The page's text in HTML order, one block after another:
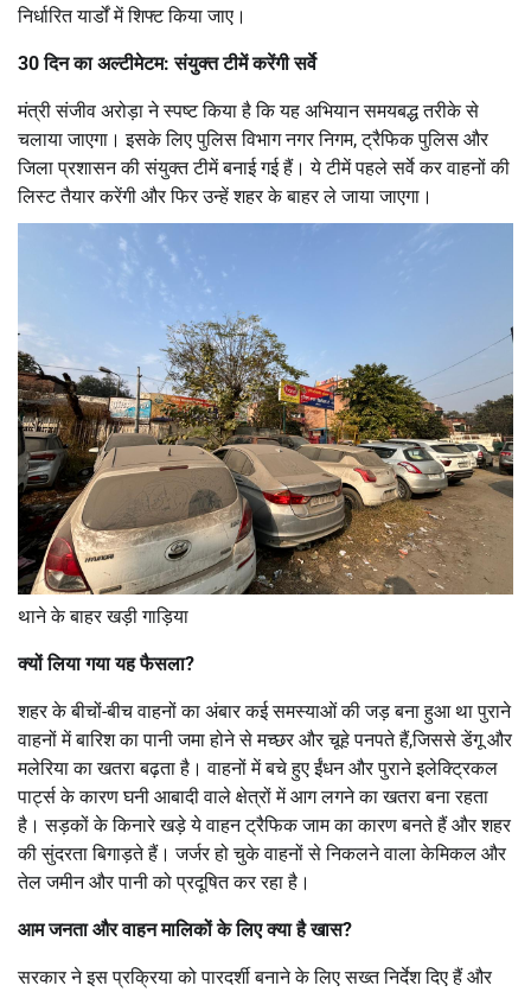
निर्धारित यार्डों में शिफ्ट किया जाए।
30 दिन का अल्टीमेटम: संयुक्त टीमें करेंगी सर्वे
मंत्री संजीव अरोड़ा ने स्पष्ट किया है कि यह अभियान समयबद्ध तरीके से
चलाया जाएगा। इसके लिए पुलिस विभाग नगर निगम, ट्रैफिक पुलिस और
जिला प्रशासन की संयुक्त टीमें बनाई गई हैं। ये टीमें पहले सर्वे कर वाहनों की
लिस्ट तैयार करेंगी और फिर उन्हें शहर के बाहर ले जाया जाएगा।
थाने के बाहर खड़ी गाड़िया
क्यों लिया गया यह फैसला?
शहर के बीचों-बीच वाहनों का अंबार कई समस्याओं की जड़ बना हुआ था पुराने
वाहनों में बारिश का पानी जमा होने से मच्छर और चूहे पनपते हैं,जिससे डेंगू और
मलेरिया का खतरा बढ़ता है। वाहनों में बचे हुए ईंधन और पुराने इलेक्ट्रिकल
पार्ट्स के कारण घनी आबादी वाले क्षेत्रों में आग लगने का खतरा बना रहता
है। सड़कों के किनारे खड़े ये वाहन ट्रैफिक जाम का कारण बनते हैं और शहर
की सुंदरता बिगाड़ते हैं। जर्जर हो चुके वाहनों से निकलने वाला केमिकल और
तेल जमीन और पानी को प्रदूषित कर रहा है।
आम जनता और वाहन मालिकों के लिए क्या है खास?
सरकार ने इस प्रक्रिया को पारदर्शी बनाने के लिए सख्त निर्देश दिए हैं और